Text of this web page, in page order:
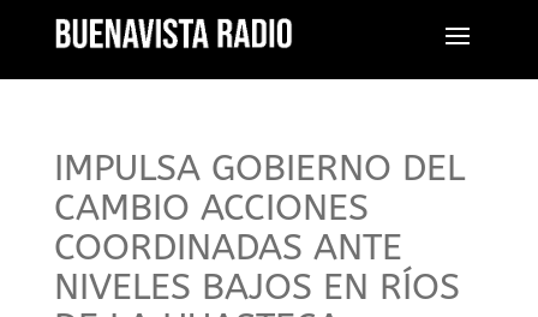
IMPULSA GOBIERNO DEL
CAMBIO ACCIONES
COORDINADAS ANTE
NIVELES BAJOS EN RÍOS